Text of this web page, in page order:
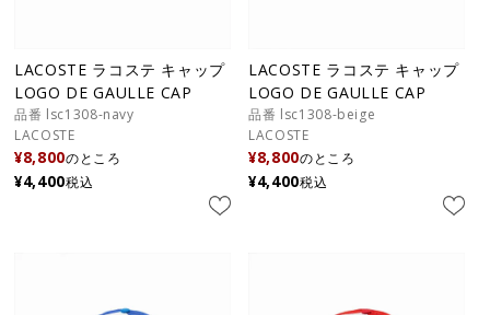
LACOSTE ラコステ キャップ
LOGO DE GAULLE CAP
品番 lsc1308-navy
LACOSTE
¥8,800のところ
¥4,400税込
LACOSTE ラコステ キャップ
LOGO DE GAULLE CAP
品番 lsc1308-beige
LACOSTE
¥8,800のところ
¥4,400税込